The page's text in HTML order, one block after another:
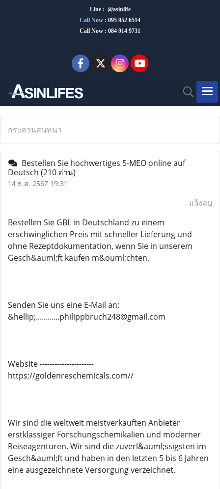
Line : @asinlife
Call Now : 095 952 6514
Call Now : 084 914 9731
กระดานสนทนา
Bestellen Sie hochwertiges 5-MEO online auf
Deutsch (210 อ่าน)
14 ธ.ค. 2567 19:31
แจ้งลบ
Bestellen Sie GBL in Deutschland zu einem
erschwinglichen Preis mit schneller Lieferung und
ohne Rezeptdokumentation, wenn Sie in unserem
Gesch&auml;ft kaufen m&ouml;chten.
Senden Sie uns eine E-Mail an:
&hellip;............philippbruch248@gmail.com
Website ----------------------
https://goldenreschemicals.com//
Wir sind die weltweit meistverkauften Anbieter
erstklassiger Forschungschemikalien und moderner
Reiseagenturen. Wir sind die zuverl&auml;ssigsten im
Gesch&auml;ft und haben in den letzten 5 bis 6 Jahren
eine ausgezeichnete Versorgung verzeichnet.